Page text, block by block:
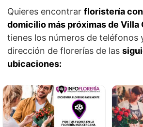
Quieres encontrar floristería
domicilio más próximas de Villa
tienes los números de teléfonos
dirección de florerías de las
ubicaciones: